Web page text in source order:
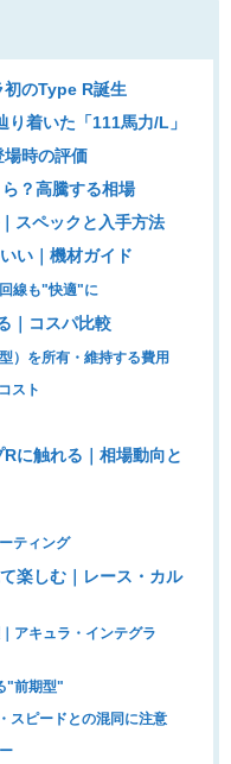
初のType R誕生
着いた「111馬力/L」
場時の評価
？高騰する相場
スペックと入手方法
い｜機材ガイド
線も"快適"に
｜コスパ比較
）を所有・維持する費用
スト
に触れる｜相場動向と
ティング
楽しむ｜レース・カル
アキュラ・インテグラ
"前期型"
スピードとの混同に注意